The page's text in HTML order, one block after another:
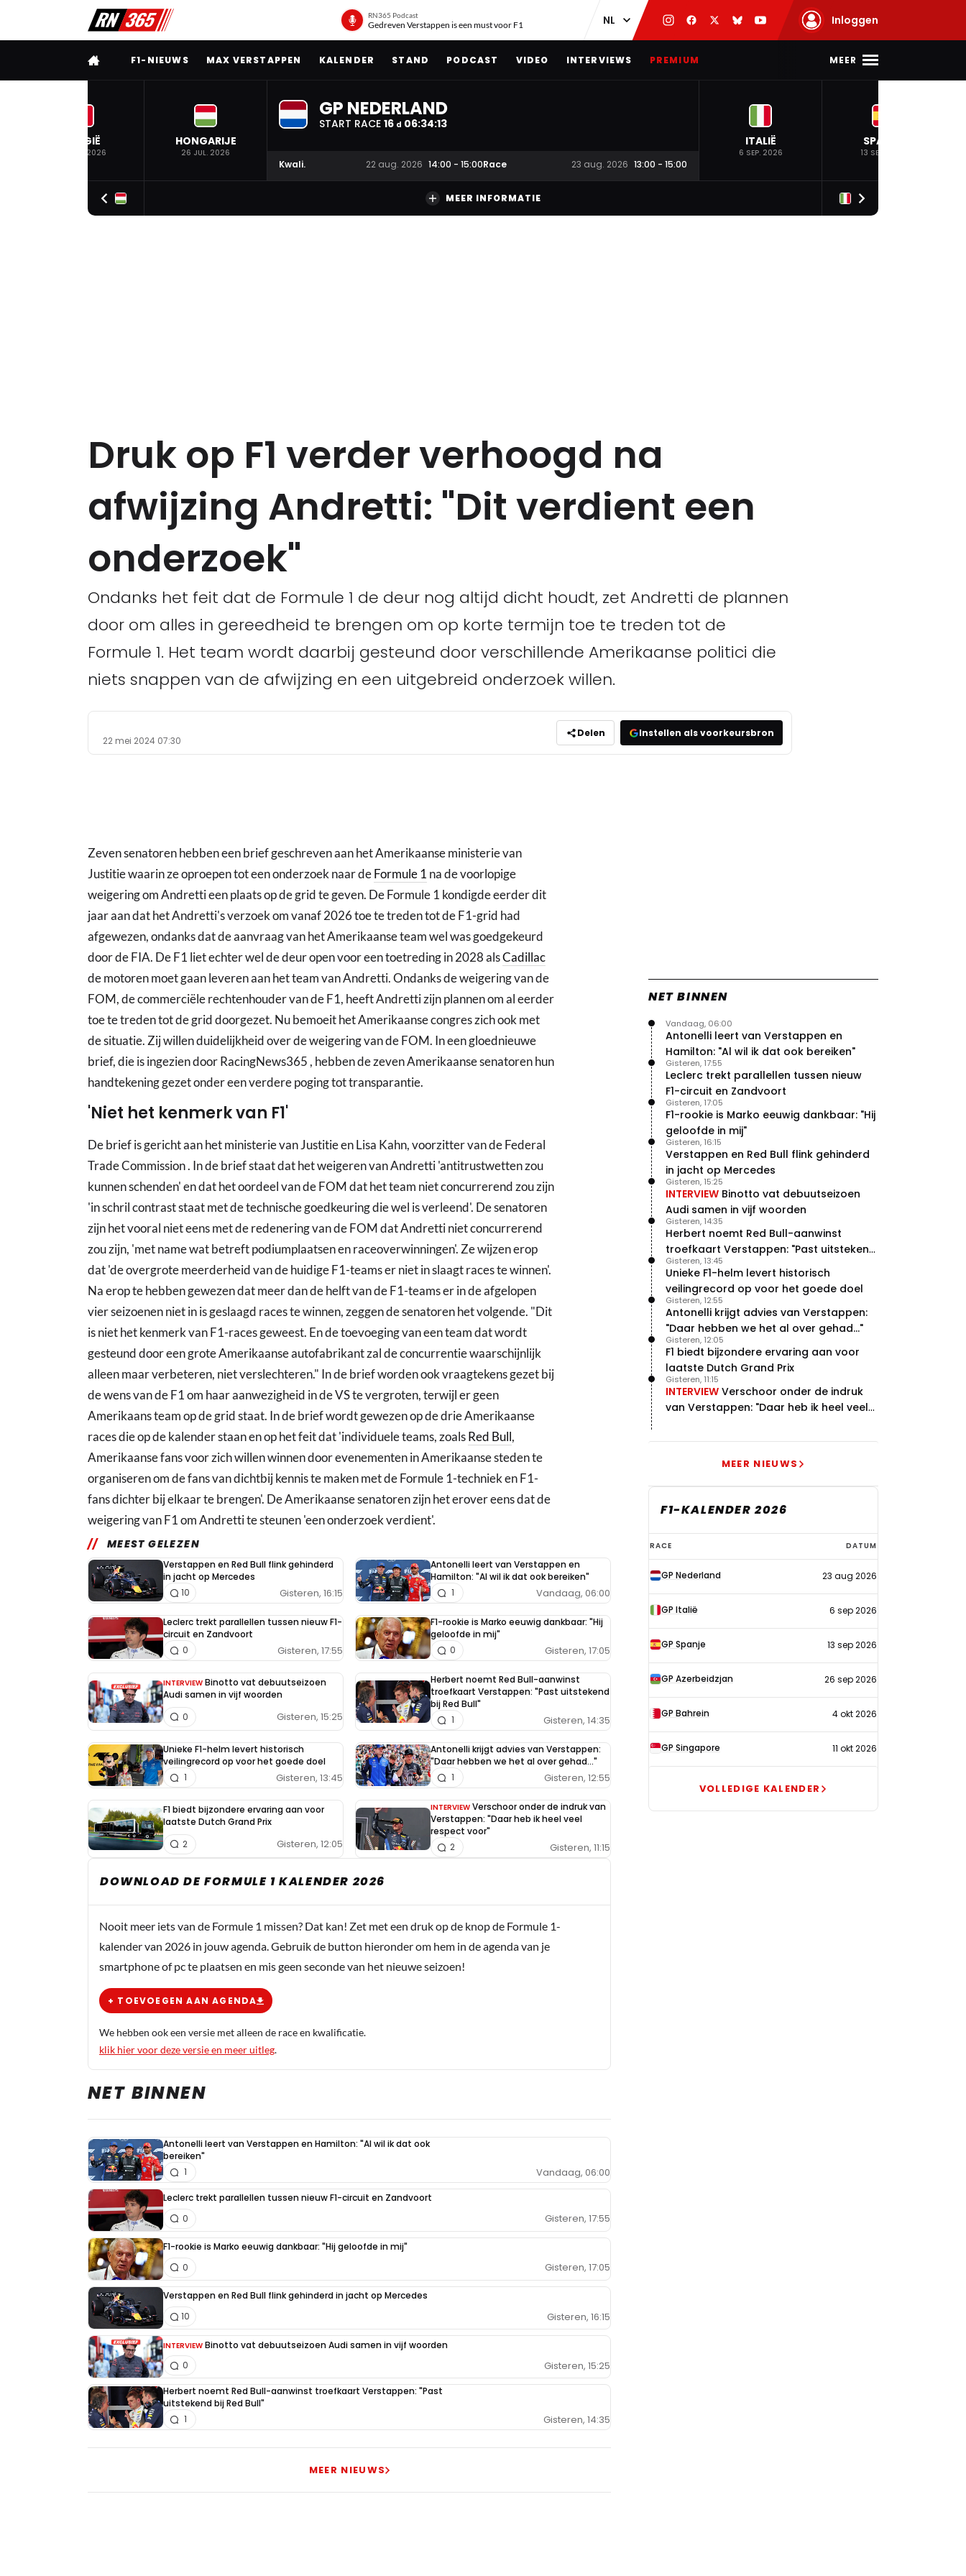
RN365 Podcast
Gedreven Verstappen is een must voor F1 Inloggen
VOLLEDIG MENU
F1-NIEUWS MAX VERSTAPPEN KALENDER STAND PODCAST VIDEO INTERVIEWS PREMIUM MEER
BELGIË
19 JUL. 2026
HONGARIJE
26 JUL. 2026
GP NEDERLAND
START RACE 16 d 06:34:12
Kwali. 22 aug. 2026 14:00 - 15:00Race 23 aug. 2026 13:00 - 15:00
ITALIË
6 SEP. 2026
SPANJE
13 SEP. 2026
MEER INFORMATIE
Druk op F1 verder verhoogd na
afwijzing Andretti: "Dit verdient een
onderzoek"
Ondanks het feit dat de Formule 1 de deur nog altijd dicht houdt, zet Andretti de plannen
door om alles in gereedheid te brengen om op korte termijn toe te treden tot de
Formule 1. Het team wordt daarbij gesteund door verschillende Amerikaanse politici die
niets snappen van de afwijzing en een uitgebreid onderzoek willen.
22 mei 2024 07:30
Delen Instellen als voorkeursbron
Zeven senatoren hebben een brief geschreven aan het Amerikaanse ministerie van
Justitie waarin ze oproepen tot een onderzoek naar deFormule 1 na de voorlopige
weigering om Andretti een plaats op de grid te geven. De Formule 1 kondigde eerder dit
jaar aan dat het Andretti's verzoek om vanaf 2026 toe te treden tot de F1-grid had
afgewezen, ondanks dat de aanvraag van het Amerikaanse team wel was goedgekeurd
door de FIA. De F1 liet echter wel de deur open voor een toetreding in 2028 alsCadillac
de motoren moet gaan leveren aan het team van Andretti. Ondanks de weigering van de
FOM, de commerciële rechtenhouder van de F1, heeft Andretti zijn plannen om al eerder
toe te treden tot de grid doorgezet. Nu bemoeit het Amerikaanse congres zich ook met
de situatie. Zij willen duidelijkheid over de weigering van de FOM. In een gloednieuwe
brief, die is ingezien door RacingNews365 , hebben de zeven Amerikaanse senatoren hun
handtekening gezet onder een verdere poging tot transparantie.
'Niet het kenmerk van F1'
De brief is gericht aan het ministerie van Justitie en Lisa Kahn, voorzitter van de Federal
Trade Commission . In de brief staat dat het weigeren van Andretti 'antitrustwetten zou
kunnen schenden' en dat het oordeel van de FOM dat het team niet concurrerend zou zijn
'in schril contrast staat met de technische goedkeuring die wel is verleend'. De senatoren
zijn het vooral niet eens met de redenering van de FOM dat Andretti niet concurrerend
zou zijn, 'met name wat betreft podiumplaatsen en raceoverwinningen'. Ze wijzen erop
dat 'de overgrote meerderheid van de huidige F1-teams er niet in slaagt races te winnen'.
Na erop te hebben gewezen dat meer dan de helft van de F1-teams er in de afgelopen
vier seizoenen niet in is geslaagd races te winnen, zeggen de senatoren het volgende. "Dit
is niet het kenmerk van F1-races geweest. En de toevoeging van een team dat wordt
gesteund door een grote Amerikaanse autofabrikant zal de concurrentie waarschijnlijk
alleen maar verbeteren, niet verslechteren." In de brief worden ook vraagtekens gezet bij
de wens van de F1 om haar aanwezigheid in de VS te vergroten, terwijl er geen
Amerikaans team op de grid staat. In de brief wordt gewezen op de drie Amerikaanse
races die op de kalender staan en op het feit dat 'individuele teams, zoalsRed Bull,
Amerikaanse fans voor zich willen winnen door evenementen in Amerikaanse steden te
organiseren om de fans van dichtbij kennis te maken met de Formule 1-techniek en F1-
fans dichter bij elkaar te brengen'. De Amerikaanse senatoren zijn het erover eens dat de
weigering van F1 om Andretti te steunen 'een onderzoek verdient'.
MEEST GELEZEN
Verstappen en Red Bull flink gehinderd
in jacht op Mercedes
Gisteren, 16:15
10
Antonelli leert van Verstappen en
Hamilton: "Al wil ik dat ook bereiken"
Vandaag, 06:00
1
Leclerc trekt parallellen tussen nieuw F1-
circuit en Zandvoort
Gisteren, 17:55
0
F1-rookie is Marko eeuwig dankbaar: "Hij
geloofde in mij"
Gisteren, 17:05
0
INTERVIEW Binotto vat debuutseizoen
Audi samen in vijf woorden
Gisteren, 15:25
0
Herbert noemt Red Bull-aanwinst
troefkaart Verstappen: "Past uitstekend
bij Red Bull"
Gisteren, 14:35
1
Unieke F1-helm levert historisch
veilingrecord op voor het goede doel
Gisteren, 13:45
1
Antonelli krijgt advies van Verstappen:
"Daar hebben we het al over gehad..."
Gisteren, 12:55
1
F1 biedt bijzondere ervaring aan voor
laatste Dutch Grand Prix
Gisteren, 12:05
2
INTERVIEW Verschoor onder de indruk van
Verstappen: "Daar heb ik heel veel
respect voor"
Gisteren, 11:15
2
DOWNLOAD DE FORMULE 1 KALENDER 2026
Nooit meer iets van de Formule 1 missen? Dat kan! Zet met een druk op de knop de Formule 1-
kalender van 2026 in jouw agenda. Gebruik de button hieronder om hem in de agenda van je
smartphone of pc te plaatsen en mis geen seconde van het nieuwe seizoen!
+ TOEVOEGEN AAN AGENDA
We hebben ook een versie met alleen de race en kwalificatie.
klik hier voor deze versie en meer uitleg.
NET BINNEN
Antonelli leert van Verstappen en Hamilton: "Al wil ik dat ook
bereiken"
Vandaag, 06:00
1
Leclerc trekt parallellen tussen nieuw F1-circuit en Zandvoort
Gisteren, 17:55
0
F1-rookie is Marko eeuwig dankbaar: "Hij geloofde in mij"
Gisteren, 17:05
0
Verstappen en Red Bull flink gehinderd in jacht op Mercedes
Gisteren, 16:15
10
INTERVIEW Binotto vat debuutseizoen Audi samen in vijf woorden
Gisteren, 15:25
0
Herbert noemt Red Bull-aanwinst troefkaart Verstappen: "Past
uitstekend bij Red Bull"
Gisteren, 14:35
1
MEER NIEUWS
NET BINNEN
Antonelli leert van Verstappen en
Hamilton: "Al wil ik dat ook bereiken"
Vandaag, 06:00
Leclerc trekt parallellen tussen nieuw
F1-circuit en Zandvoort
Gisteren, 17:55
F1-rookie is Marko eeuwig dankbaar: "Hij
geloofde in mij"
Gisteren, 17:05
Verstappen en Red Bull flink gehinderd
in jacht op Mercedes
Gisteren, 16:15
INTERVIEW Binotto vat debuutseizoen
Audi samen in vijf woorden
Gisteren, 15:25
Herbert noemt Red Bull-aanwinst
troefkaart Verstappen: "Past uitstekend
bij Red Bull"
Gisteren, 14:35
Unieke F1-helm levert historisch
veilingrecord op voor het goede doel
Gisteren, 13:45
Antonelli krijgt advies van Verstappen:
"Daar hebben we het al over gehad..."
Gisteren, 12:55
F1 biedt bijzondere ervaring aan voor
laatste Dutch Grand Prix
Gisteren, 12:05
INTERVIEW Verschoor onder de indruk
van Verstappen: "Daar heb ik heel veel
Gisteren, 11:15
MEER NIEUWS
F1-KALENDER 2026
F1-
kalender
2026
RACE DATUM
GP Nederland 23 aug 2026
GP Italië 6 sep 2026
GP Spanje 13 sep 2026
GP Azerbeidzjan 26 sep 2026
GP Bahrein 4 okt 2026
GP Singapore 11 okt 2026
VOLLEDIGE KALENDER